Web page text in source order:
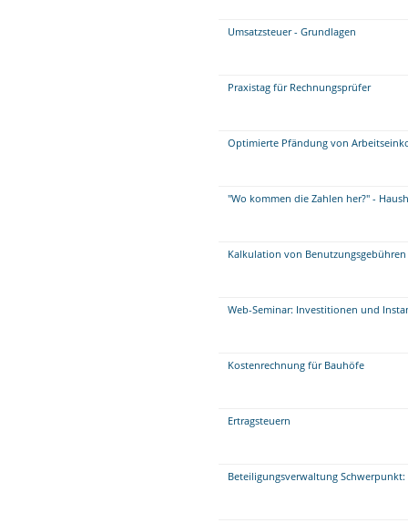
Umsatzsteuer - Grundlagen
Praxistag für Rechnungsprüfer
Optimierte Pfändung von
"Wo kommen die Zahlen her?" -
Kalkulation von
Web-Seminar: Investitionen und
Kostenrechnung für Bauhöfe
Ertragsteuern
Beteiligungsverwaltung